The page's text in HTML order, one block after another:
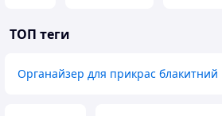
ТОП теги
Органайзер для прикрас